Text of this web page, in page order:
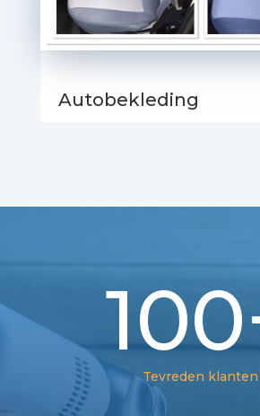
Autobekleding
Tevreden klanten